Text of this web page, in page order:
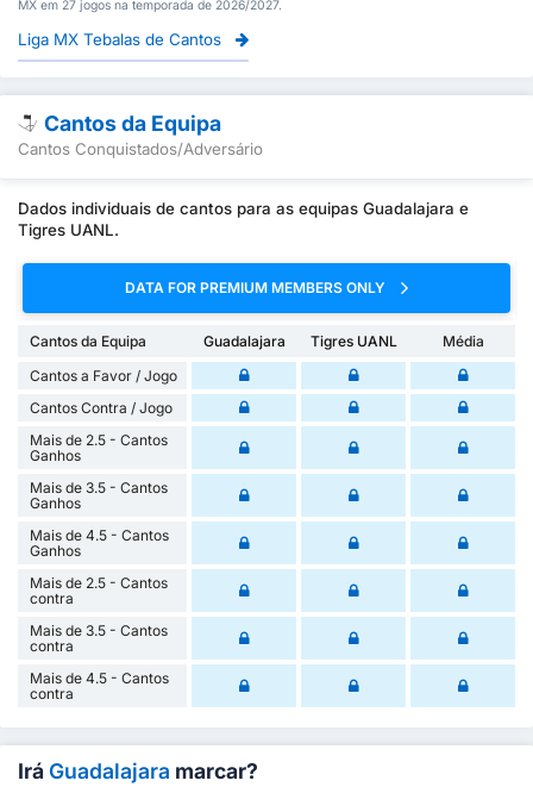
MX em 27 jogos na temporada de 2026/2027.
Liga MX Tebalas de Cantos
Cantos da Equipa
Cantos Conquistados/Adversário
Dados individuais de cantos para as equipas Guadalajara e
Tigres UANL.
DATA FOR PREMIUM MEMBERS ONLY
Cantos da Equipa Guadalajara Tigres UANL
Média
Cantos a Favor / Jogo
Cantos Contra / Jogo
Mais de 2.5 - Cantos
Ganhos
Mais de 3.5 - Cantos
Ganhos
Mais de 4.5 - Cantos
Ganhos
Mais de 2.5 - Cantos
contra
Mais de 3.5 - Cantos
contra
Mais de 4.5 - Cantos
contra
Irá Guadalajara marcar?